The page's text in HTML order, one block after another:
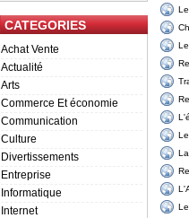
CATEGORIES
Achat Vente
Actualité
Arts
Commerce Et économie
Communication
Culture
Divertissements
Entreprise
Informatique
Internet